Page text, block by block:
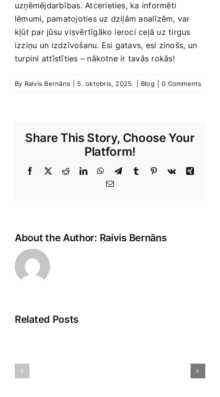
uzņēmējdarbības. Atcerieties, ka informēti
lēmumi, pamatojoties uz dziļām analīzēm, var‌
kļūt par jūsu visvērtīgāko ieroci ‍ceļā uz tirgus
izziņu ​un ⁤izdzīvošanu. Esi gatavs, esi zinošs, un
turpini attīstīties – nākotne ir tavās rokās!
By Raivis Bernāns 5. oktobris, 2025. Blog 0 Comments
Share This Story, Choose Your
Platform!
Facebook
X RedditLinkedInWhatsApp
TelegramTumblr Pinterest
Vk
Xing
E-
About the Author: Raivis Bernāns
Related Posts
2025:
Nākotnes